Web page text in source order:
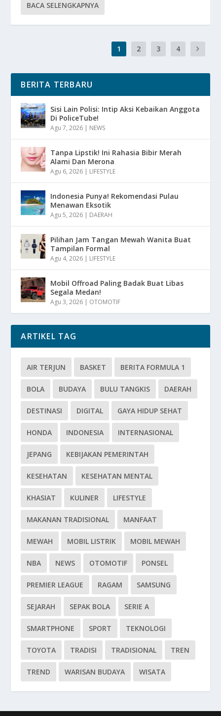
BACA SELENGKAPNYA
1 2 3 4
BERITA TERBARU
Sisi Lain Polisi: Intip Aksi Kebaikan Anggota
Di PoliceTube!
Agu 7, 2026 | NEWS
Tanpa Lipstik! Ini Rahasia Bibir Merah
Alami Dan Merona
Agu 6, 2026 | LIFESTYLE
Indonesia Punya! Rekomendasi Pulau
Menawan Eksotik
Agu 5, 2026 | DAERAH
Pilihan Jam Tangan Mewah Wanita Buat
Tampilan Formal
Agu 4, 2026 | LIFESTYLE
Mobil Offroad Paling Badak Buat Libas
Segala Medan!
Agu 3, 2026 | OTOMOTIF
ARTIKEL TAG
AIR TERJUN BASKET BERITA FORMULA 1
BOLA BUDAYA BULU TANGKIS DAERAH
DESTINASI DIGITAL GAYA HIDUP SEHAT
HONDA INDONESIA INTERNASIONAL
JEPANG KEBIJAKAN PEMERINTAH
KESEHATAN KESEHATAN MENTAL
KHASIAT KULINER LIFESTYLE
MAKANAN TRADISIONAL MANFAAT
MEWAH MOBIL LISTRIK MOBIL MEWAH
NBA NEWS OTOMOTIF PONSEL
PREMIER LEAGUE RAGAM SAMSUNG
SEJARAH SEPAK BOLA SERIE A
SMARTPHONE SPORT TEKNOLOGI
TOYOTA TRADISI TRADISIONAL TREN
TREND WARISAN BUDAYA WISATA